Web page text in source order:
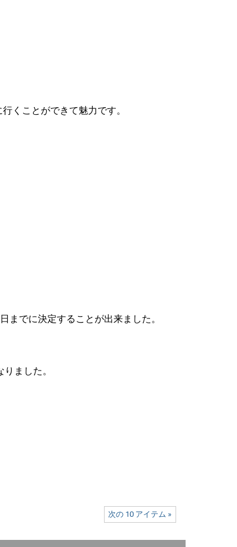
くことができて魅力です。
までに決定することが出来ました。
ました。
次の 10 アイテム »